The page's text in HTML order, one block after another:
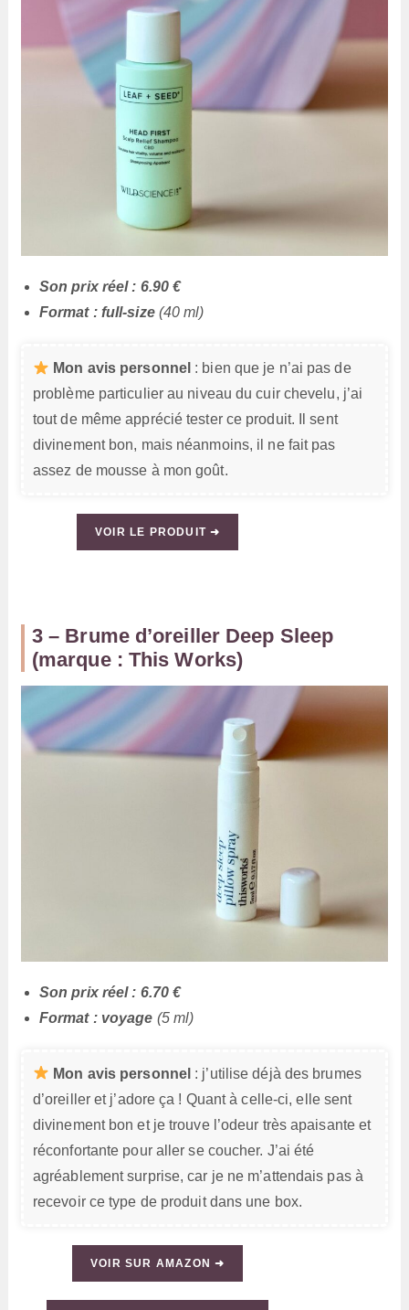
Son prix réel : 6.90 €
Format : full-size (40 ml)
Mon avis personnel : bien que je n’ai pas de
problème particulier au niveau du cuir chevelu, j’ai
tout de même apprécié tester ce produit. Il sent
divinement bon, mais néanmoins, il ne fait pas
assez de mousse à mon goût.
VOIR LE PRODUIT ➜
3 – Brume d’oreiller Deep Sleep
(marque : This Works)
Son prix réel : 6.70 €
Format : voyage (5 ml)
Mon avis personnel : j’utilise déjà des brumes
d’oreiller et j’adore ça ! Quant à celle-ci, elle sent
divinement bon et je trouve l’odeur très apaisante et
réconfortante pour aller se coucher. J’ai été
agréablement surprise, car je ne m’attendais pas à
recevoir ce type de produit dans une box.
VOIR SUR AMAZON ➜